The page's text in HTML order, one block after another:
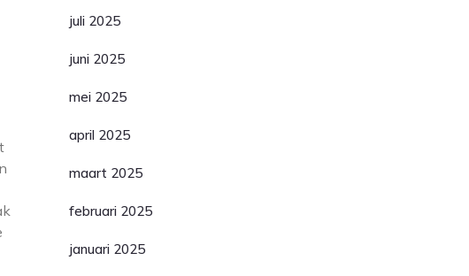
juli 2025
juni 2025
mei 2025
april 2025
maart 2025
februari 2025
januari 2025